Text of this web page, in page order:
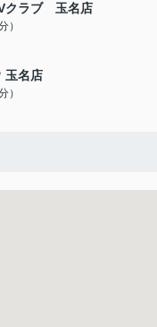
クラブ 玉名店
）
玉名店
）